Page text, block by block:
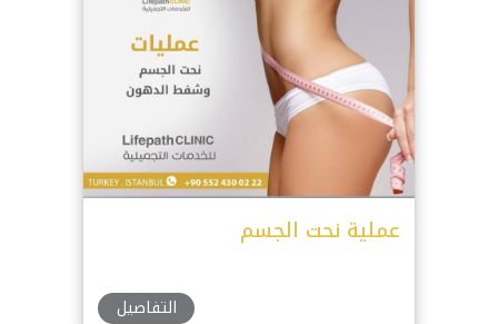
عملية نحت الجسم
التفاصيل